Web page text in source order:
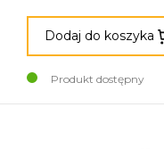
Dodaj do koszyka
Produkt dostępny